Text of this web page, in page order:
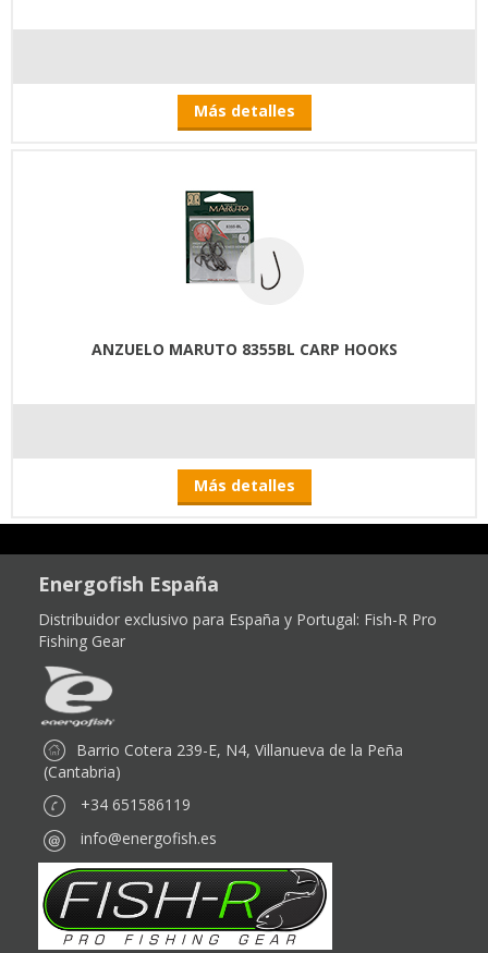
Más detalles
ANZUELO MARUTO 8355BL CARP HOOKS
Más detalles
Energofish España
Distribuidor exclusivo para España y Portugal: Fish-R Pro
Fishing Gear
Barrio Cotera 239-E, N4, Villanueva de la Peña
(Cantabria)
+34 651586119
info@energofish.es